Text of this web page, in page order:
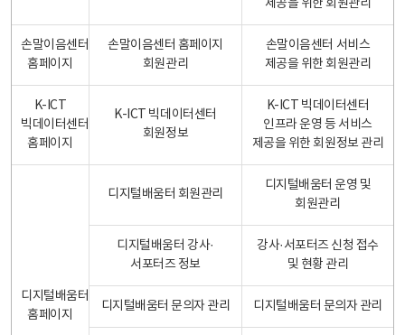
제공을 위한 회원관리
손말이음센터
홈페이지
손말이음센터 홈페이지
회원관리
손말이음센터 서비스
제공을 위한 회원관리
K-ICT
빅데이터센터
홈페이지
K-ICT 빅데이터센터
회원정보
K-ICT 빅데이터센터
인프라 운영 등 서비스
제공을 위한 회원정보 관리
디지털배움터
홈페이지
디지털배움터 회원관리
디지털배움터 운영 및
회원관리
디지털배움터 강사·
서포터즈 정보
강사·서포터즈 신청 접수
및 현황 관리
디지털배움터 문의자 관리 디지털배움터 문의자 관리